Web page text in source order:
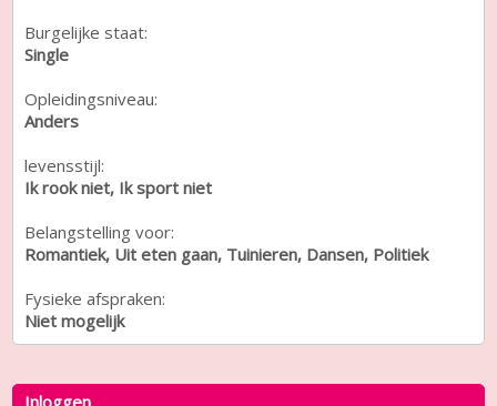
Burgelijke staat:
Single
Opleidingsniveau:
Anders
levensstijl:
Ik rook niet, Ik sport niet
Belangstelling voor:
Romantiek, Uit eten gaan, Tuinieren, Dansen, Politiek
Fysieke afspraken:
Niet mogelijk
Inloggen